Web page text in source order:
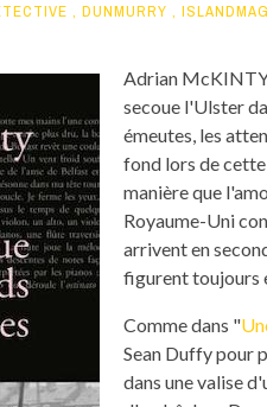
, DUNMURRY ,
Adrian McKINTY
secoue l'Ulster
émeutes, les
fond lors de cette
manière que
Royaume-Uni
arrivent en
figurent toujours
Comme dans "
Sean Duffy pour
dans une valise